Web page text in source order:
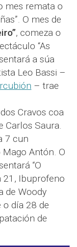
mes remata o
O mes de
, comeza o
“As
a súa
Leo Bassi –
– trae
Cravos coa
Carlos Saura.
7 cun
Antón. O
“O
21, Ibuprofeno
de Woody
o día 28 de
de